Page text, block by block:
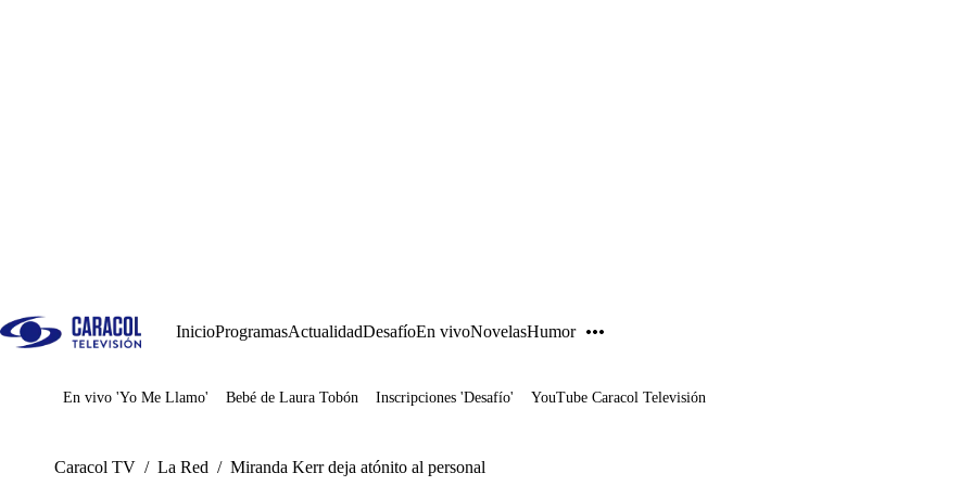
InicioProgramasActualidadDesafíoEn vivoNovelasHumor
Juegos
En vivo 'Yo Me Llamo' Bebé de Laura Tobón Inscripciones 'Desafío' YouTube Caracol Televisión
Caracol TV / La Red / Miranda Kerr deja atónito al personal